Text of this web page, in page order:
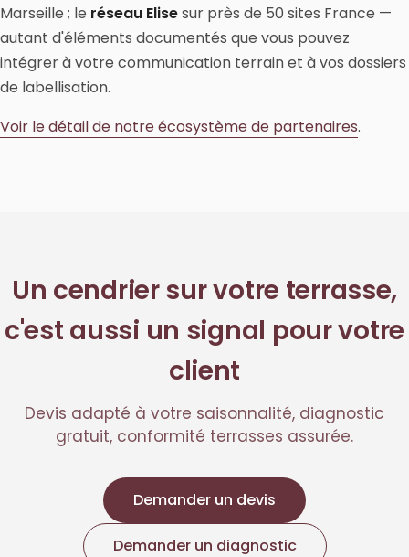
Marseille ; le réseau Elisesur près de 50 sites France —
autant d'éléments documentés que vous pouvez
intégrer à votre communication terrain et à vos dossiers
de labellisation.
Voir le détail de notre écosystème de partenaires.
Un cendrier sur votre terrasse,
c'est aussi un signal pour votre
client
Devis adapté à votre saisonnalité, diagnostic
gratuit, conformité terrasses assurée.
Demander un devis
Demander un diagnostic